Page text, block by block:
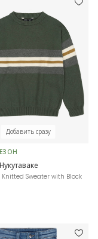
Добавить сразу
Knitted Sweater with Block